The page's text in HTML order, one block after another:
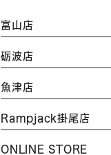
富山店
砺波店
魚津店
Rampjack掛尾店
ONLINE STORE